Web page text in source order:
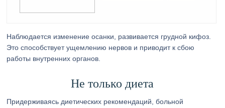
Наблюдается изменение осанки, развивается грудной кифоз.
Это способствует ущемлению нервов и приводит к сбою
работы внутренних органов.
Не только диета
Придерживаясь диетических рекомендаций, больной